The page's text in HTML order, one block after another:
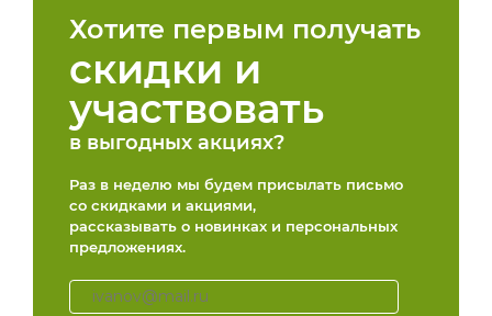
Хотите первым получать
скидки и
участвовать
в выгодных акциях?
Раз в неделю мы будем присылать письмо
со скидками и акциями,
рассказывать о новинках и персональных
предложениях.